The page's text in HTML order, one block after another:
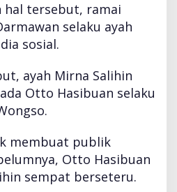
hal tersebut, ramai
selaku ayah
sosial.
ayah Mirna Salihin
Otto Hasibuan selaku
membuat publik
Otto Hasibuan
sempat berseteru.